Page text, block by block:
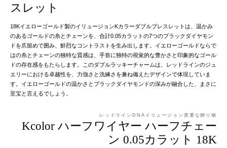
スレット
18Kイエローゴールド製のイリュージョンKカラーダブルブレスレットは、温かみ
のあるゴールドの糸とチェーンを、合計0.05カラットの7つのブラックダイヤモン
ドを爪留めで囲み、鮮烈なコントラストを生み出します。イエローゴールドならで
はの糸とチェーンの独特な質感は、手首に独特の視覚的な豊かさと印象的なゴール
ドの存在感をもたらします。このダブルラッキーチャームは、レッドラインのジュ
エリーにおける卓越性を、力強さと洗練さを兼ね備えたデザインで体現していま
す。イエローゴールドの温かさとブラックダイヤモンドの深みが融合した、まさに
至宝と言えるでしょう。
レッドラインDNAイリュージョン貴重な贈り物
Kcolor ハーフワイヤー ハーフチェー
ン 0.05カラット 18K